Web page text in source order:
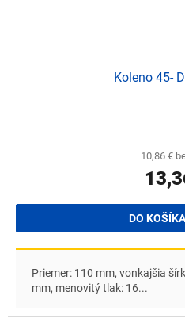
Koleno 45-
10,86 €
DO KOŠÍKA
Priemer: 110 mm, vonkajšia
mm, menovitý tlak: 16...